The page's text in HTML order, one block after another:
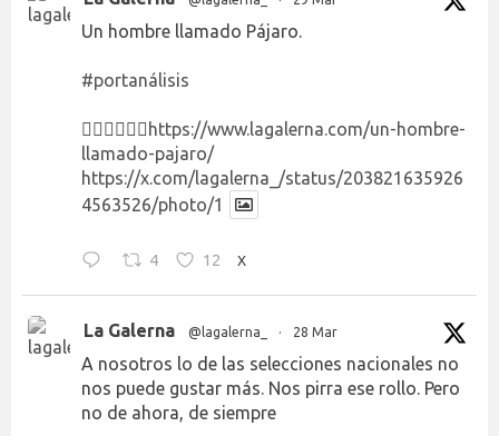
Un hombre llamado Pájaro.
#portanálisis
👉🏻👉🏻👉🏻 https://www.lagalerna.com/un-hombre-
llamado-pajaro/
https://x.com/lagalerna_/status/203821635926
4563526/photo/1
4 12 X
La Galerna @lagalerna_ · 28 Mar
A nosotros lo de las selecciones nacionales no
nos puede gustar más. Nos pirra ese rollo. Pero
no de ahora, de siempre